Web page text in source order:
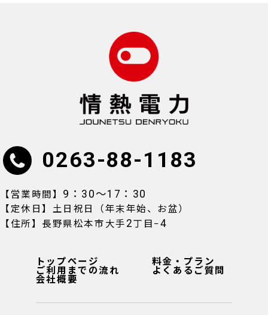
0263-88-1183
【営業時間】 9：30〜17：30
【定休日】土日祝日（年末年始、お盆）
【住所】長野県松本市大手 2丁目−4
トップページ
料金・プラン
ご利用までの流れ
よくあるご質問
会社概要